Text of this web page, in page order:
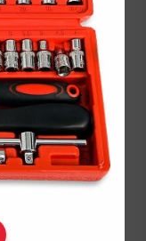
ke loket
dan PNBP
tunggu
baru Anda.
diwakilkan.